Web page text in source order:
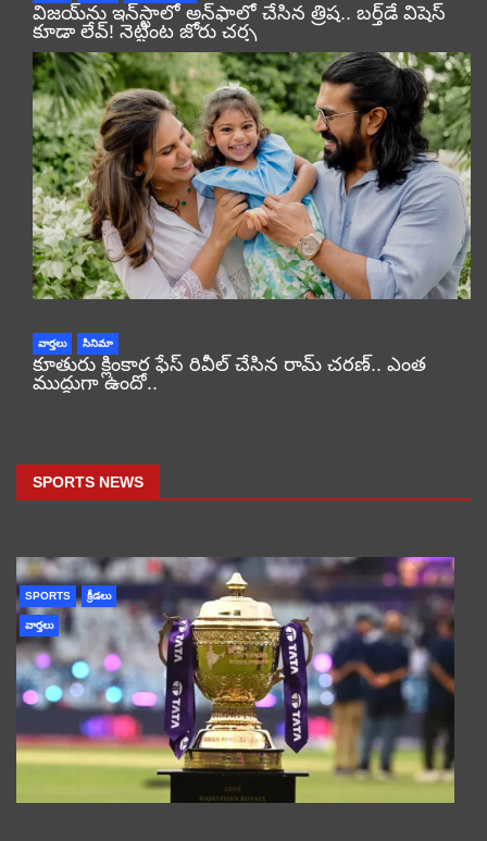
విజయ్‌ను ఇన్‌స్టాలో అన్‌ఫాలో చేసిన త్రిష.. బర్త్‌డే విషెస్
కూడా లేవ్! నెట్టింట జోరు చర్చ
వార్తలు సినిమా
కూతురు క్లింకార ఫేస్ రివీల్ చేసిన రామ్ చరణ్.. ఎంత
ముద్దుగా ఉందో..
SPORTS NEWS
SPORTS క్రీడలు
వార్తలు